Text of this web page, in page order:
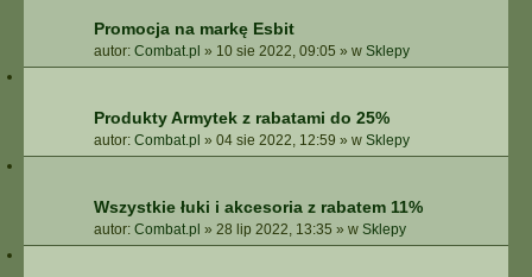
Promocja na markę Esbit
autor: Combat.pl » 10 sie 2022, 09:05 » w Sklepy
Produkty Armytek z rabatami do 25%
autor: Combat.pl » 04 sie 2022, 12:59 » w Sklepy
Wszystkie łuki i akcesoria z rabatem 11%
autor: Combat.pl » 28 lip 2022, 13:35 » w Sklepy